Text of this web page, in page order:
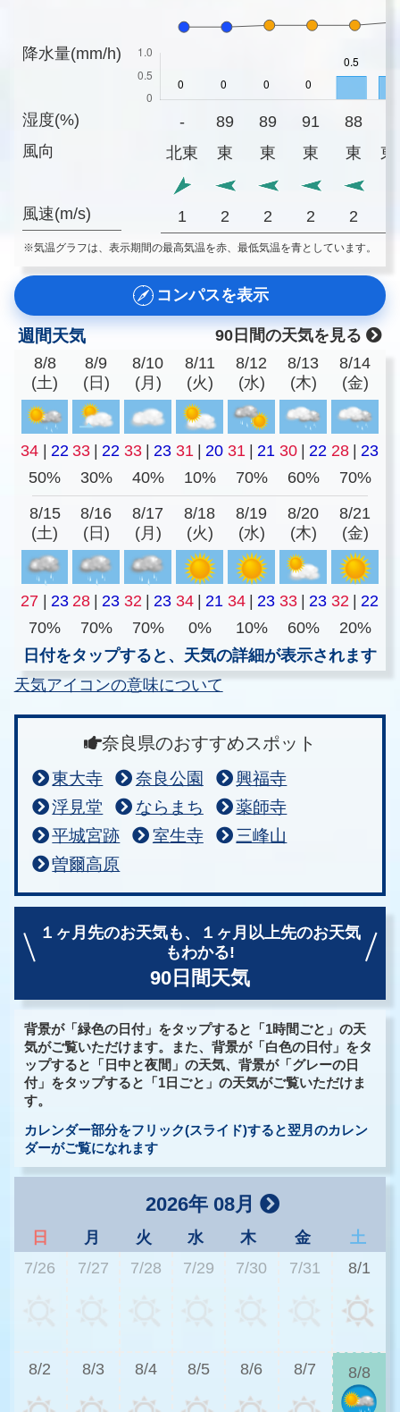
降水量(mm/h)
湿度(%)
風向
風速(m/s)
- 89 89 91 88
北東
東 東 東 東 東
1 2 2 2 2
※気温グラフは、表示期間の最高気温を赤、最低気温を青としています。
コンパスを表示
週間天気
90日間の天気を見る
8/8
(土)
8/9
(日)
8/10
(月)
8/11
(火)
8/12
(水)
8/13
(木)
8/14
(金)
34 22 33 22 33 23 31 20 31 21 30 22 28
23
50%
30% 40% 10% 70% 60% 70%
8/15
(土)
8/16
(日)
8/17
(月)
8/18
(火)
8/19
(水)
8/20
(木)
8/21
(金)
27 23 28 23 32 23 34 21 34 23 33 23 32
22
70%
70% 70% 0% 10% 60%
20%
日付をタップすると、天気の詳細が表示されます
天気アイコンの意味について
奈良県のおすすめスポット
東大寺 奈良公園
興福寺
浮見堂
ならまち
薬師寺
平城宮跡
室生寺
三峰山
曽爾高原
１ヶ月先のお天気も、
１ヶ月以上先のお天気
もわかる!
90日間天気
背景が「緑色の日付」をタップすると「1時間ごと」の天
気がご覧いただけます。また、背景が「白色の日付」をタ
ップすると「日中と夜間」の天気、背景が「グレーの日
付」をタップすると「1日ごと」の天気がご覧いただけま
す。
カレンダー部分をフリック(スライド)すると翌月のカレン
ダーがご覧になれます
2026年 08月
日 月 火 水 木 金
土
7/26
7/27 7/28 7/29 7/30 7/31 8/1
8/2 8/3 8/4 8/5 8/6 8/7 8/8